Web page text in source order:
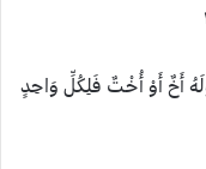
أَخٌ أَوْ أُخْتٌ فَلِكُلِّ وَاحِدٍ